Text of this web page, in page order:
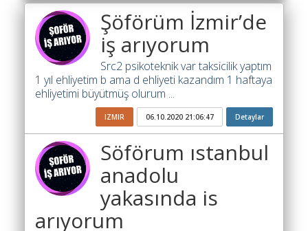
Şartname
Karşılaştırma
Robotu
Masaüstü
Maliyet
Programı
Hesaplama
Akaryakıt
Fiyatları
İhale
Şöförüm İzmir’de
iş arıyorum
Src2 psikoteknik var taksicilik yaptım
1 yıl ehliyetim b ama d ehliyeti kazandım 1 haftaya
ehliyetimi büyütmüş olurum ...
IZMIR 06.10.2020 21:06:47 Detaylar
Söförum ıstanbul
anadolu
yakasında is
arıyorum